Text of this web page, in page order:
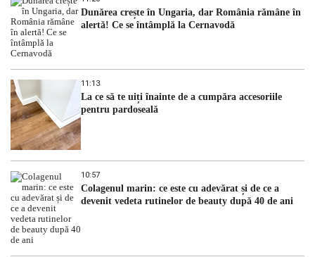
Dunărea crește în Ungaria, dar România rămâne în
alertă! Ce se întâmplă la Cernavodă
11:13
La ce să te uiți înainte de a cumpăra accesoriile
pentru pardoseală
10:57
Colagenul marin: ce este cu adevărat și de ce a
devenit vedeta rutinelor de beauty după 40 de ani